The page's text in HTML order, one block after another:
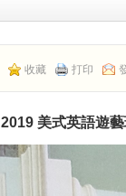
收藏 打印
2019 美式英語遊